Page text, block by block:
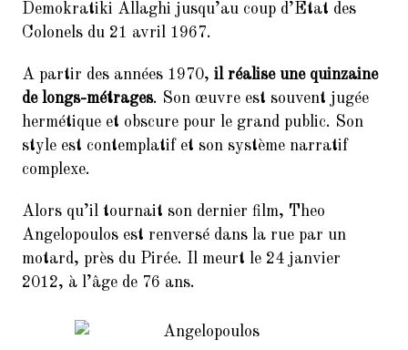
9.
Balades Parisiennes de l’AI –
10. Faire du Sport à la Cité à petit
prix
11.
10ème dictée des mots d’or
(vendredi 23 mars 2018, de 18h
12. Remerciements : Concert du 26
Janvier 2018 en hommage à
Jean Joinet
Demokratiki Allaghi jusqu’au coup d’État des
Colonels du 21 avril 1967.
A partir des années 1970, il réalise une quinzaine
de longs-métrages. Son œuvre est souvent jugée
hermétique et obscure pour le grand public. Son
style est contemplatif et son système narratif
complexe.
Alors qu’il tournait son dernier film, Theo
Angelopoulos est renversé dans la rue par un
motard, près du Pirée. Il meurt le 24 janvier
2012, à l’âge de 76 ans.